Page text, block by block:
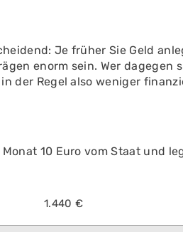
Je früher Sie Geld
enorm sein. Wer
der Regel also weniger
10 Euro vom Staat und
1.440 €